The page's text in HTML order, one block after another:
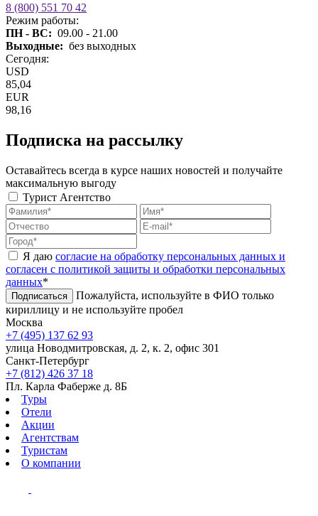
8 (800) 551 70 42
Режим работы:
ПН - ВС: 09.00 - 21.00
Выходные: без выходных
Сегодня:
USD
85,04
EUR
98,16
Подписка на рассылку
Оставайтесь всегда в курсе наших новостей и получайте
максимальную выгоду
Турист Агентство
Я даю согласие на обработку персональных данных и
согласен с политикой защиты и обработки персональных
данных*
Подписаться
Пожалуйста, используйте в ФИО только
кириллицу и не используйте пробел
Москва
+7 (495) 137 62 93
улица Новодмитровская, д. 2, к. 2, офис 301
Санкт-Петербург
+7 (812) 426 37 18
Пл. Карла Фаберже д. 8Б
Туры
Отели
Акции
Агентствам
Туристам
О компании